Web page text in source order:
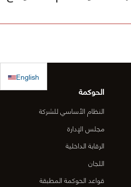
بعد
منطقة
English
الحوكمة
النظام الأساسي للشركة
مجلس الإدارة
الرقابة الداخلية
اللجان
قواعد الحوكمة المطبقة